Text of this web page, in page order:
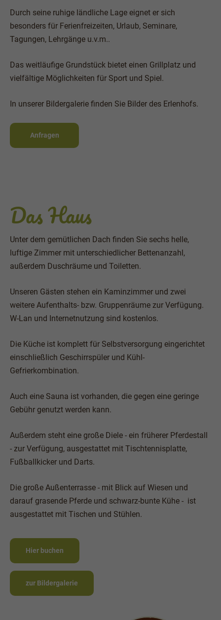
Durch seine ruhige ländliche Lage eignet er sich
besonders für Ferienfreizeiten, Urlaub, Seminare,
Tagungen, Lehrgänge u.v.m..
Das weitläufige Grundstück bietet einen Grillplatz und
vielfältige Möglichkeiten für Sport und Spiel.
In unserer Bildergalerie finden Sie Bilder des Erlenhofs.
Anfragen
Das Haus
Unter dem gemütlichen Dach finden Sie sechs helle,
luftige Zimmer mit unterschiedlicher Bettenanzahl,
außerdem Duschräume und Toiletten.
Unseren Gästen stehen ein Kaminzimmer und zwei
weitere Aufenthalts- bzw. Gruppenräume zur Verfügung.
W-Lan und Internetnutzung sind kostenlos.
Die Küche ist komplett für Selbstversorgung eingerichtet
einschließlich Geschirrspüler und Kühl-
Gefrierkombination.
Auch eine Sauna ist vorhanden, die gegen eine geringe
Gebühr genutzt werden kann.
Außerdem steht eine große Diele - ein früherer Pferdestall
- zur Verfügung, ausgestattet mit Tischtennisplatte,
Fußballkicker und Darts.
Die große Außenterrasse - mit Blick auf Wiesen und
darauf grasende Pferde und schwarz-bunte Kühe - ist
ausgestattet mit Tischen und Stühlen.
Hier buchen
zur Bildergalerie